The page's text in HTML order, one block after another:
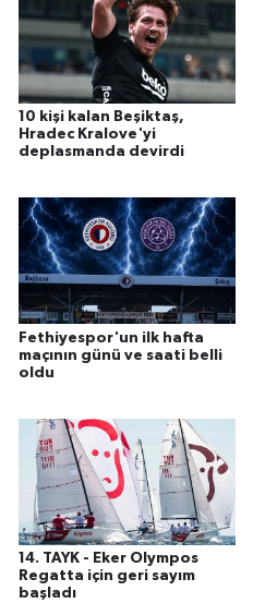
10 kişi kalan Beşiktaş,
Hradec Kralove'yi
deplasmanda devirdi
Fethiyespor'un ilk hafta
maçının günü ve saati belli
oldu
14. TAYK - Eker Olympos
Regatta için geri sayım
başladı